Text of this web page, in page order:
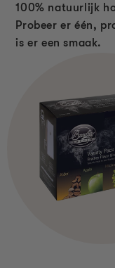
100% natuurlijk
Probeer er één,
is er een smaak.